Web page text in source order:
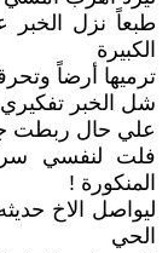
طبعاً نزل
الكبيرة
ترميها أرضاً
شل الخبر تفكيري
علي حال ربطت
فلت لنفسي سراً
المنكورة !
ليواصل الاخ
الحي